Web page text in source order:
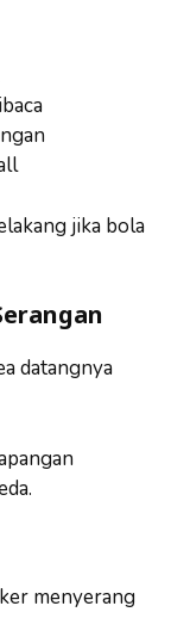
jika bola
datangnya
menyerang